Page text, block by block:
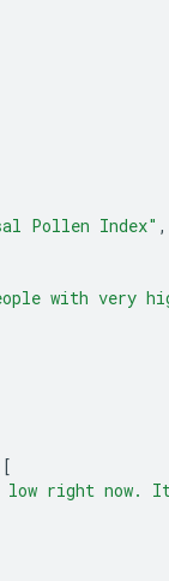
Pollen Index" ,
with very
[
low right now.